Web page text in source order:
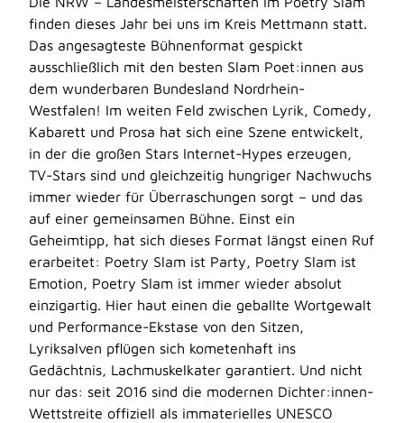
finden dieses Jahr bei uns im Kreis Mettmann statt.
Das angesagteste Bühnenformat gespickt
ausschließlich mit den besten Slam Poet:innen aus
dem wunderbaren Bundesland Nordrhein-
Westfalen! Im weiten Feld zwischen Lyrik, Comedy,
Kabarett und Prosa hat sich eine Szene entwickelt,
in der die großen Stars Internet-Hypes erzeugen,
TV-Stars sind und gleichzeitig hungriger Nachwuchs
immer wieder für Überraschungen sorgt – und das
auf einer gemeinsamen Bühne. Einst ein
Geheimtipp, hat sich dieses Format längst einen Ruf
erarbeitet: Poetry Slam ist Party, Poetry Slam ist
Emotion, Poetry Slam ist immer wieder absolut
einzigartig. Hier haut einen die geballte Wortgewalt
und Performance-Ekstase von den Sitzen,
Lyriksalven pflügen sich kometenhaft ins
Gedächtnis, Lachmuskelkater garantiert. Und nicht
nur das: seit 2016 sind die modernen Dichter:innen-
Wettstreite offiziell als immaterielles UNESCO